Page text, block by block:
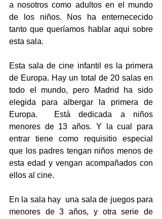
a nosotros como adultos en el mundo
de los niños. Nos ha enternececido
tanto que queríamos hablar aqui sobre
esta sala.
Esta sala de cine infantil es la primera
de Europa. Hay un total de 20 salas en
todo el mundo, pero Madrid ha sido
elegida para albergar la primera de
Europa.  Está dedicada a niños
menores de 13 años. Y la cual para
entrar tiene como requisitio especial
que los padres tengan niños menos de
esta edad y vengan acompañados con
ellos al cine.
En la sala hay  una sala de juegos para
menores de 3 años, y otra serie de